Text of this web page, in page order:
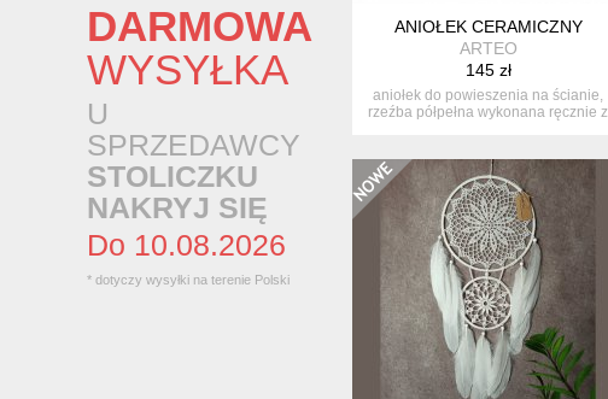
DARMOWA
WYSYŁKA
U
SPRZEDAWCY
STOLICZKU
NAKRYJ SIĘ
Do 10.08.2026
* dotyczy wysyłki na terenie Polski
ANIOŁEK CERAMICZNY
ARTEO
145 zł
aniołek do powieszenia na ścianie,
rzeźba półpełna wykonana ręcznie z